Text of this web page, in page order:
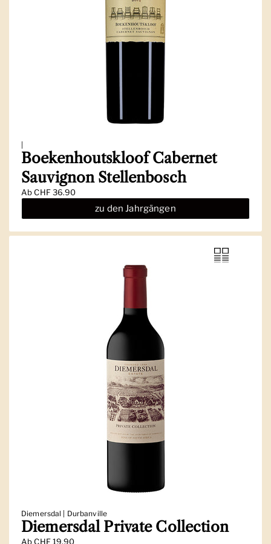
|
Boekenhoutskloof Cabernet
Sauvignon Stellenbosch
AbCHF 36.90
zu den Jahrgängen
Diemersdal | Durbanville
Diemersdal Private Collection
AbCHF 19.90